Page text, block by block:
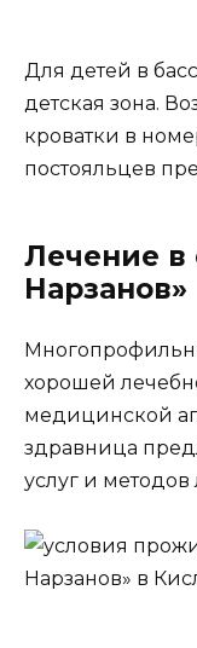
Для детей в
детская зона.
кроватки в
постояльцев
Лечение в
Нарзанов»
хорошей
медицинской
здравница
услуг и методов